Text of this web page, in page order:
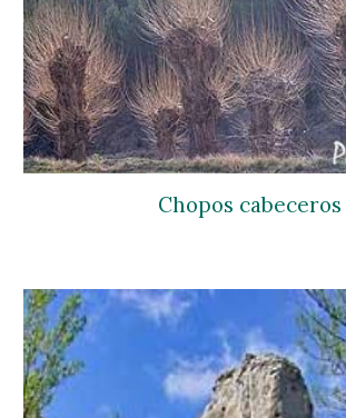
Chopos cabeceros